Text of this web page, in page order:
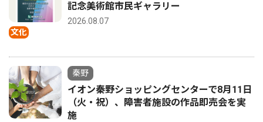
文化
記念美術館市民ギャラリー
2026.08.07
秦野
イオン秦野ショッピングセンターで8月11日
（火・祝）、障害者施設の作品即売会を実
施